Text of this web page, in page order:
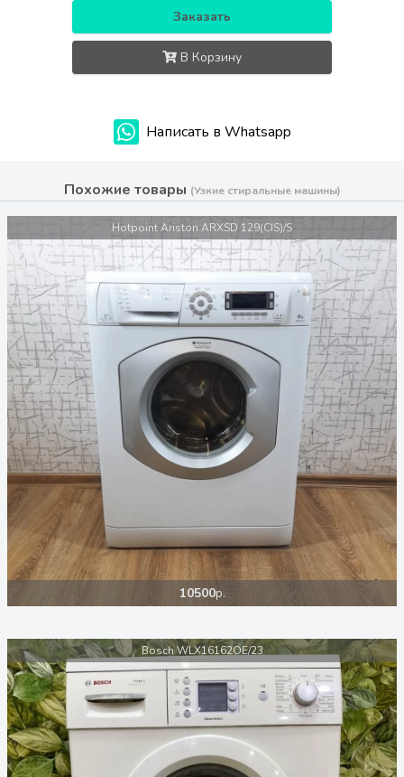
Заказать
В Корзину
Написать в Whatsapp
Похожие товары (Узкие стиральные машины)
Hotpoint Ariston ARXSD 129(CIS)/S
10500р.
Bosch WLX16162OE/23